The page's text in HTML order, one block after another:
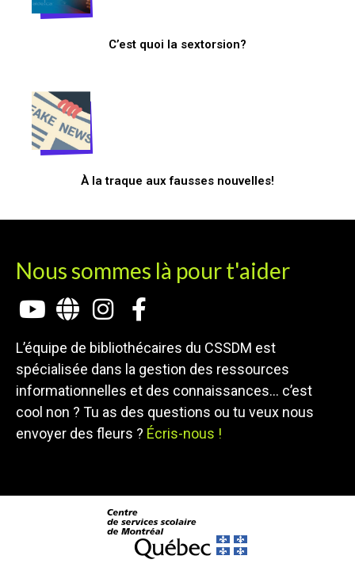
C’est quoi la sextorsion?
À la traque aux fausses nouvelles!
Nous sommes là pour t'aider
L’équipe de bibliothécaires du CSSDM est
spécialisée dans la gestion des ressources
informationnelles et des connaissances… c’est
cool non ? Tu as des questions ou tu veux nous
envoyer des fleurs ? Écris-nous !